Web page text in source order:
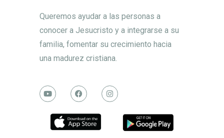
Queremos ayudar a las personas a
conocer a Jesucristo y a integrarse a su
familia, fomentar su crecimiento hacia
una madurez cristiana.